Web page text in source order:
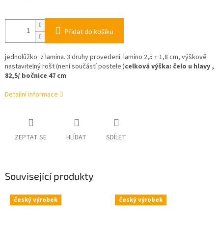
Přidat do košíku
jednolůžko z lamina. 3 druhy provedení. lamino 2,5 + 1,8 cm, výškově
nastavitelný rošt (není součástí postele )celková výška: čelo u hlavy ,
82,5/ bočnice 47 cm
Detailní informace
ZEPTAT SE HLÍDAT SDÍLET
Související produkty
český výrobek český výrobek